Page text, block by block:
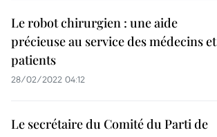
Le robot chirurgien : une aide
précieuse au service des médecins et
patients
28/02/2022 04:12
Le secrétaire du Comité du Parti de